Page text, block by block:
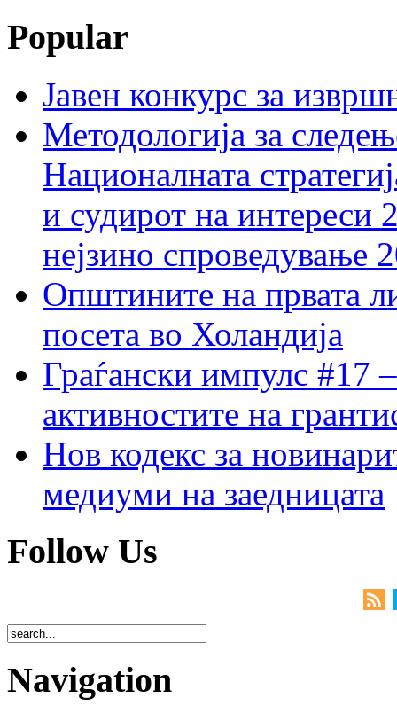
Popular
Јавен конкурс за
Методологија за
Националната
и судирот на интереси
нејзино спроведување
Општините на првата
посета во Холандија
Граѓански импулс #17
активностите на
Нов кодекс за
медиуми на заедницата
Follow Us
Navigation